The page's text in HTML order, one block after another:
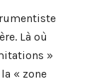
Là où
»
« zone